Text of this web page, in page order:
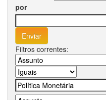
por
Filtros correntes: